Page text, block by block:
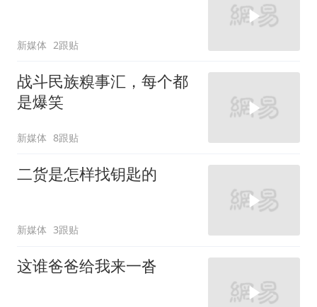
新媒体 2跟贴
战斗民族糗事汇，每个都
是爆笑
新媒体 8跟贴
二货是怎样找钥匙的
新媒体 3跟贴
这谁爸爸给我来一沓